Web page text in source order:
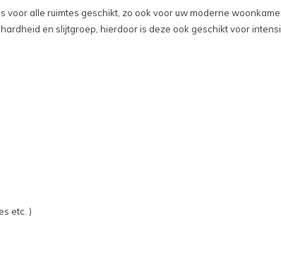
alle ruimtes geschikt, zo ook voor uw moderne
en slijtgroep, hierdoor is deze ook geschikt voor
etc. )